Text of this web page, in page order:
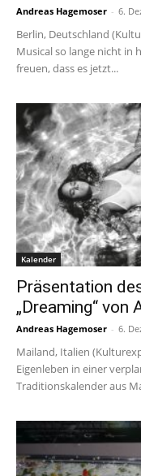
Andreas Hagemoser - 6.
Berlin, Deutschland
Musical so lange nicht in
freuen, dass es jetzt...
Kalender
Präsentation
„Dreaming“
Andreas Hagemoser - 6.
Mailand, Italien
Eigenleben in einer
Traditionskalender aus